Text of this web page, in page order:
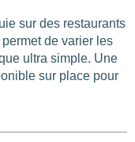
sur des restaurants
de varier les
ultra simple. Une
sur place pour